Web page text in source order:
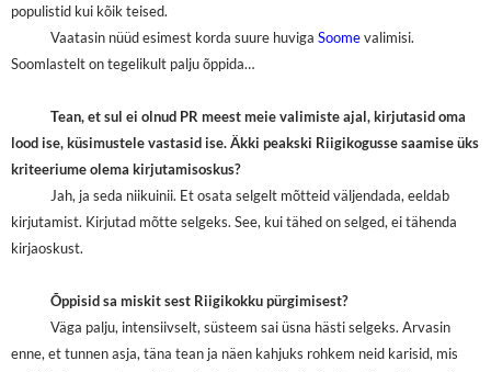
populistid kui kõik teised.
Vaatasin nüüd esimest korda suure huviga Soomevalimisi.
Soomlastelt on tegelikult palju õppida…
Tean, et sul ei olnud PR meest meie valimiste ajal, kirjutasid oma
lood ise, küsimustele vastasid ise. Äkki peakski Riigikogusse saamise üks
kriteeriume olema kirjutamisoskus?
Jah, ja seda niikuinii. Et osata selgelt mõtteid väljendada, eeldab
kirjutamist. Kirjutad mõtte selgeks. See, kui tähed on selged, ei tähenda
kirjaoskust.
Õppisid sa miskit sest Riigikokku pürgimisest?
Väga palju, intensiivselt, süsteem sai üsna hästi selgeks. Arvasin
enne, et tunnen asja, täna tean ja näen kahjuks rohkem neid karisid, mis